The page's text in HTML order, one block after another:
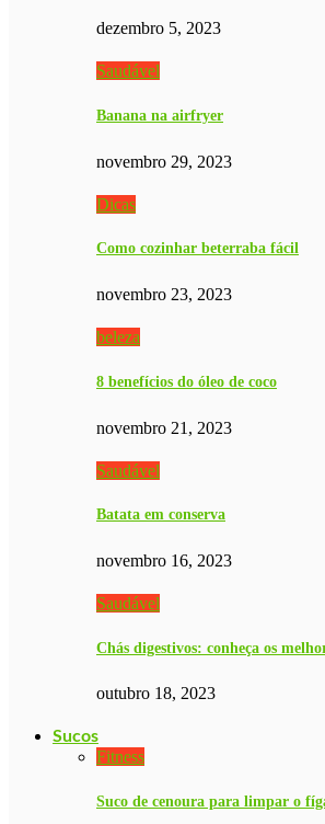
dezembro 5, 2023
Saudável
Banana na airfryer
novembro 29, 2023
Dicas
Como cozinhar beterraba fácil
novembro 23, 2023
beleza
8 benefícios do óleo de coco
novembro 21, 2023
Saudável
Batata em conserva
novembro 16, 2023
Saudável
Chás digestivos: conheça os
outubro 18, 2023
Sucos
Fitness
Suco de cenoura para limpar o